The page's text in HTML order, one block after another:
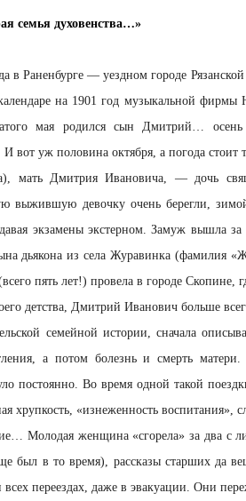
семья духовенства…»
в Раненбурге — уездном городе
на 1901 год музыкальной
мая родился сын Дмитрий… осень
вот уж половина октября, а погода стоит
мать Дмитрия Ивановича, — дочь
выжившую девочку очень берегли,
экзамены экстерном. Замуж вышла
дьякона из села Журавинка (фамилия
пять лет!) провела в городе Скопине,
детства, Дмитрий Иванович больше
семейной истории, сначала
а потом болезнь и смерть
постоянно. Во время одной такой
хрупкость, «изнеженность воспитания»,
Молодая женщина «сгорела» за два с
был в то время), рассказы старших да
переездах, даже в эвакуации. Они